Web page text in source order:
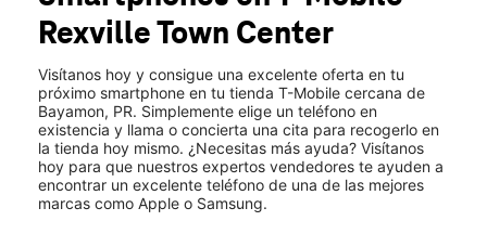
Mar.: 9:00 a.m. a 7:00 p.m.
Mié.:9:00 a.m. a 7:00 p.m.
State Rd 167 KM 176 #144 Bayamon, PR 00957
Rexville Town Center
Visítanos hoy y consigue una excelente oferta en tu
próximo smartphone en tu tienda T-Mobile cercana de
Bayamon, PR. Simplemente elige un teléfono en
existencia y llama o concierta una cita para recogerlo en
la tienda hoy mismo. ¿Necesitas más ayuda? Visítanos
hoy para que nuestros expertos vendedores te ayuden a
encontrar un excelente teléfono de una de las mejores
marcas como Apple o Samsung.